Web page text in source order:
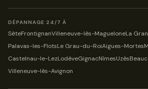
DÉPANNAGE 24/7 À
SèteFrontignanVilleneuve-lès-MagueloneLa
Palavas-les-FlotsLe Grau-du-RoiAigues-Mortes
Castelnau-le-LezLodèveGignacNîmesUzès
Villeneuve-lès-Avignon